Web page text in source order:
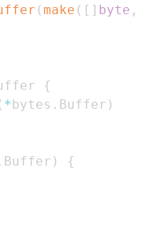
(make ( [ ] byte ,
{
* bytes . Buffer )
. Buffer )
{